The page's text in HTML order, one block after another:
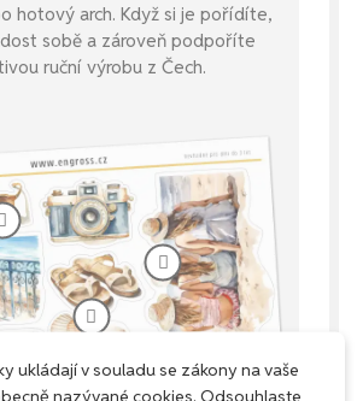
hotový arch. Když si je pořídíte,
sobě a zároveň podpoříte
ruční výrobu z Čech.
ukládají v souladu se zákony na vaše
nazývané cookies. Odsouhlaste